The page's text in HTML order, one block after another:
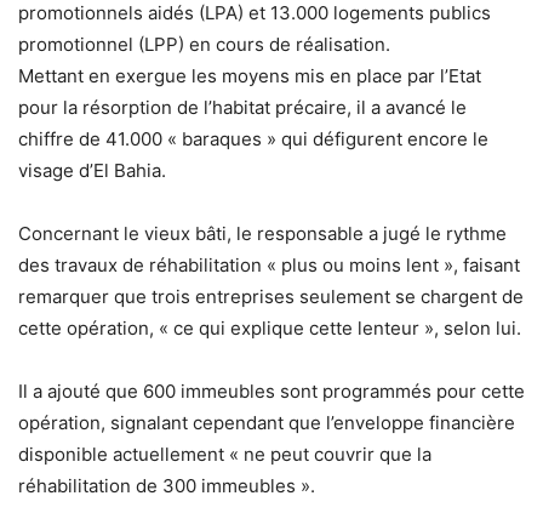
promotionnels aidés (LPA) et 13.000 logements publics
promotionnel (LPP) en cours de réalisation.
Mettant en exergue les moyens mis en place par l’Etat
pour la résorption de l’habitat précaire, il a avancé le
chiffre de 41.000 « baraques » qui défigurent encore le
visage d’El Bahia.
Concernant le vieux bâti, le responsable a jugé le rythme
des travaux de réhabilitation « plus ou moins lent », faisant
remarquer que trois entreprises seulement se chargent de
cette opération, « ce qui explique cette lenteur », selon lui.
Il a ajouté que 600 immeubles sont programmés pour cette
opération, signalant cependant que l’enveloppe financière
disponible actuellement « ne peut couvrir que la
réhabilitation de 300 immeubles ».